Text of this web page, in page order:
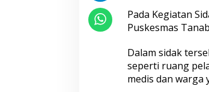
k
e
m
a
s
T
Pada Kegiatan
Puskesmas
Dalam sidak
seperti ruang
medis dan warga